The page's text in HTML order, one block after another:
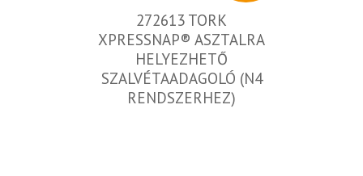
272613 TORK
XPRESSNAP® ASZTALRA
HELYEZHETŐ
SZALVÉTAADAGOLÓ (N4
RENDSZERHEZ)